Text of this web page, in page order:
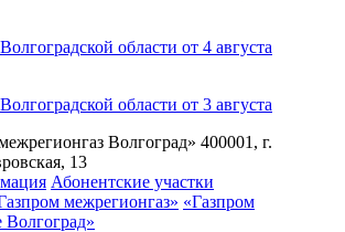
области от 4 августа
области от 3 августа
Волгоград» 400001, г.
13
Абонентские участки
межрегионгаз» «Газпром
Волгоград»